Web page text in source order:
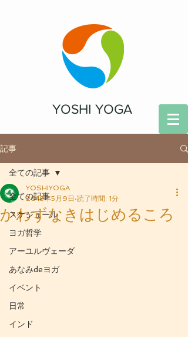
YOSHI YOGA
記事
全ての記事
スケジュール
ヨガ哲学
アーユルヴェーダ
あなみdeヨガ
イベント
日常
インド
全ての記事
かわずなきはじめるころ
YOSHIYOGA
2018年5月9日 読了時間: 1分